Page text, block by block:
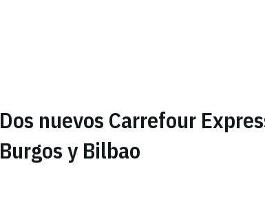
Dos nuevos Carrefour
Burgos y Bilbao